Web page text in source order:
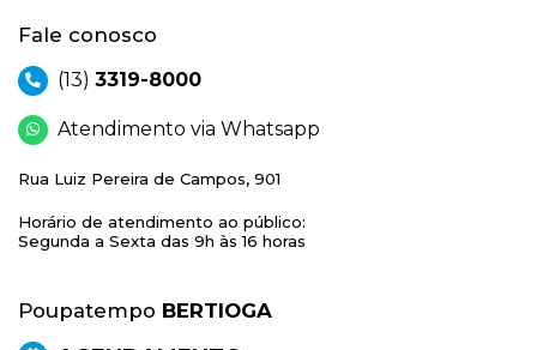
Fale conosco
(13) 3319-8000
Atendimento via Whatsapp
Rua Luiz Pereira de Campos, 901
Horário de atendimento ao público:
Segunda a Sexta das 9h às 16 horas
Poupatempo BERTIOGA